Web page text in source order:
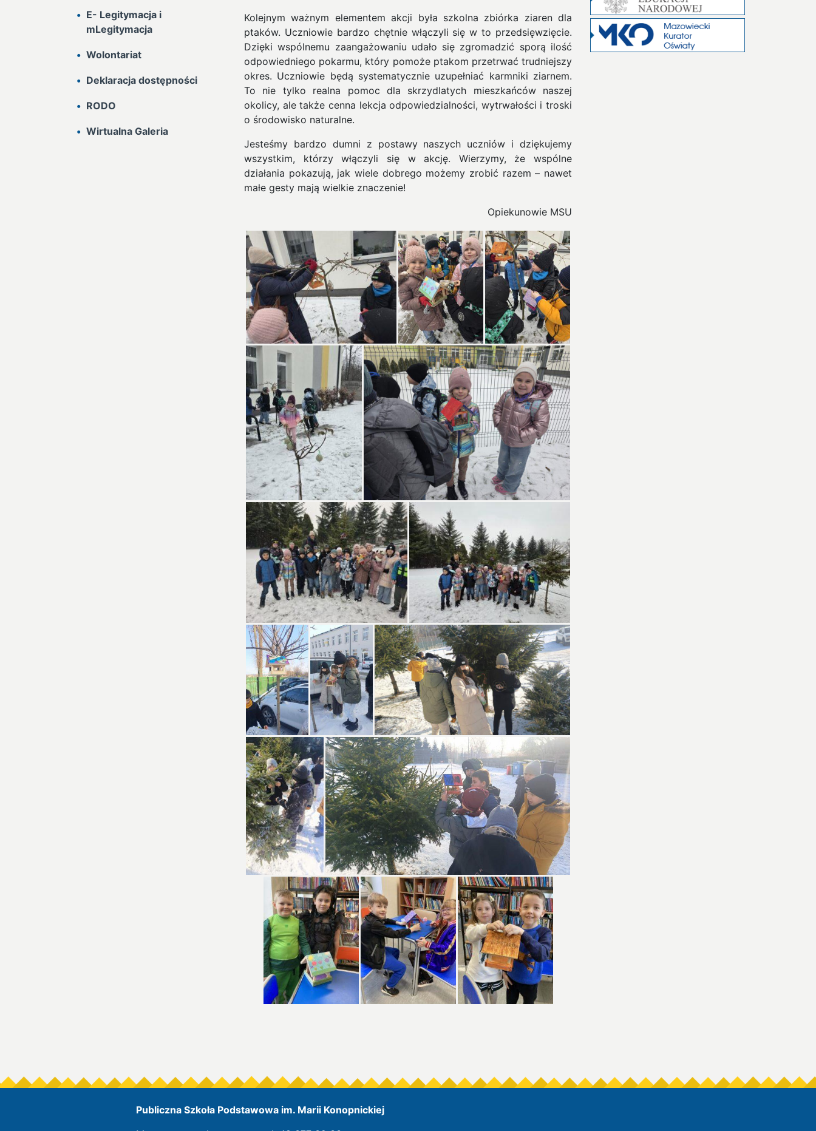
E- Legitymacja i
mLegitymacja
Wolontariat
Deklaracja dostępności
RODO
Wirtualna Galeria
Kolejnym ważnym elementem akcji była szkolna zbiórka ziaren dla
ptaków. Uczniowie bardzo chętnie włączyli się w to przedsięwzięcie.
Dzięki wspólnemu zaangażowaniu udało się zgromadzić sporą ilość
odpowiedniego pokarmu, który pomoże ptakom przetrwać trudniejszy
okres. Uczniowie będą systematycznie uzupełniać karmniki ziarnem.
To nie tylko realna pomoc dla skrzydlatych mieszkańców naszej
okolicy, ale także cenna lekcja odpowiedzialności, wytrwałości i troski
o środowisko naturalne.
Jesteśmy bardzo dumni z postawy naszych uczniów i dziękujemy
wszystkim, którzy włączyli się w akcję. Wierzymy, że wspólne
działania pokazują, jak wiele dobrego możemy zrobić razem – nawet
małe gesty mają wielkie znaczenie!
Opiekunowie MSU
Publiczna Szkoła Podstawowa im. Marii Konopnickiej